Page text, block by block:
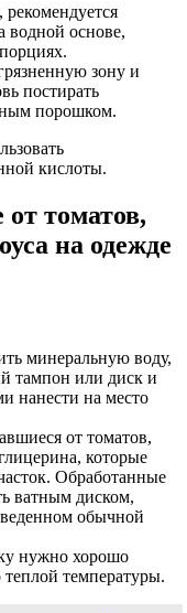
рекомендуется
водной основе,
зону и
постирать
порошком.
кислоты.
от томатов,
на одежде
минеральную воду,
тампон или диск и
нанести на место
от томатов,
которые
Обработанные
ватным диском,
обычной
нужно хорошо
теплой температуры.